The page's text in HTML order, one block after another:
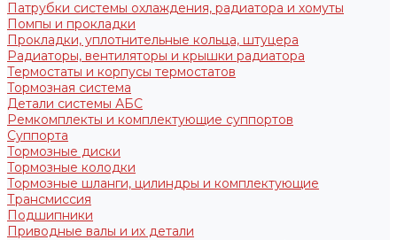
Патрубки системы охлаждения, радиатора и хомуты
Помпы и прокладки
Прокладки, уплотнительные кольца, штуцера
Радиаторы, вентиляторы и крышки радиатора
Термостаты и корпусы термостатов
Тормозная система
Детали системы АБС
Ремкомплекты и комплектующие суппортов
Суппорта
Тормозные диски
Тормозные колодки
Тормозные шланги, цилиндры и комплектующие
Трансмиссия
Подшипники
Приводные валы и их детали